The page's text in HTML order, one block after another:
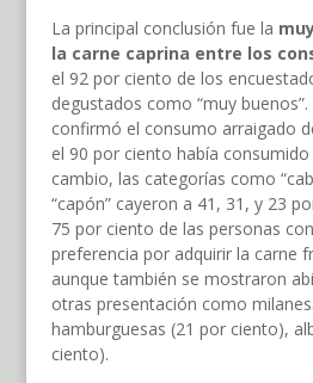
La principal conclusión fue la
la carne caprina entre los
el 92 por ciento de los
degustados como “muy
confirmó el consumo arraigado
el 90 por ciento había consumido
cambio, las categorías como
“capón” cayeron a 41, 31, y 23
75 por ciento de las personas
preferencia por adquirir la carne
aunque también se mostraron
otras presentación como
hamburguesas (21 por ciento),
ciento).